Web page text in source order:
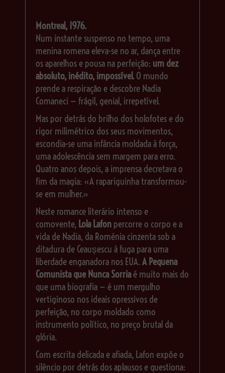
Montreal, 1976.
Num instante suspenso no tempo, uma
menina romena eleva-se no ar, dança entre
os aparelhos e pousa na perfeição: um dez
absoluto, inédito, impossível. O mundo
prende a respiração e descobre Nadia
Comaneci — frágil, genial, irrepetível.
Mas por detrás do brilho dos holofotes e do
rigor milimétrico dos seus movimentos,
escondia-se uma infância moldada à força,
uma adolescência sem margem para erro.
Quatro anos depois, a imprensa decretava o
fim da magia: «A rapariguinha transformou-
se em mulher.»
Neste romance literário intenso e
comovente, Lola Lafon percorre o corpo e a
vida de Nadia, da Roménia cinzenta sob a
ditadura de Ceaușescu à fuga para uma
liberdade enganadora nos EUA.A Pequena
Comunista que Nunca Sorriaé muito mais do
que uma biografia — é um mergulho
vertiginoso nos ideais opressivos de
perfeição, no corpo moldado como
instrumento político, no preço brutal da
glória.
Com escrita delicada e afiada, Lafon expõe o
silêncio por detrás dos aplausos e questiona: